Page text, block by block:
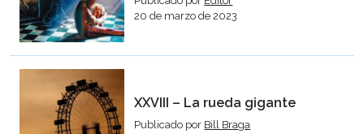
20 de marzo de 2023
XXVIII – La rueda gigante
Publicado por Bill Braga